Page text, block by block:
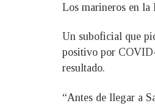
Los marineros en la
Un suboficial que
positivo por
resultado.
“Antes de llegar a